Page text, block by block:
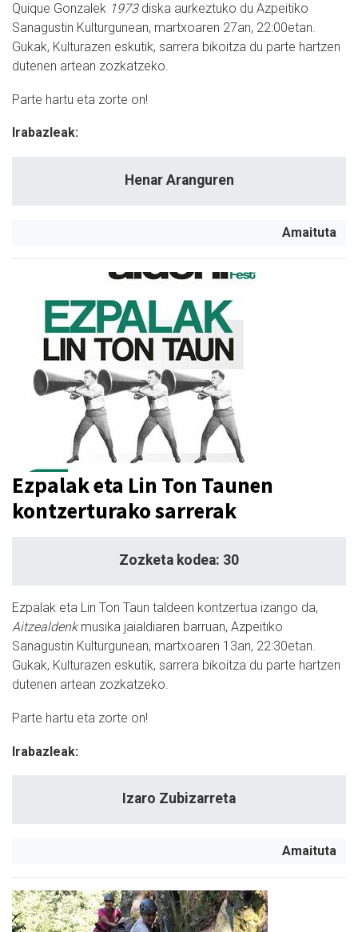
Quique Gonzalek 1973diska aurkeztuko du Azpeitiko
Sanagustin Kulturgunean, martxoaren 27an, 22:00etan.
Gukak, Kulturazen eskutik, sarrera bikoitza du parte hartzen
dutenen artean zozkatzeko.
Parte hartu eta zorte on!
Irabazleak:
Henar Aranguren
Amaituta
Ezpalak eta Lin Ton Taunen
kontzerturako sarrerak
Zozketa kodea: 30
Ezpalak eta Lin Ton Taun taldeen kontzertua izango da,
Aitzealdenkmusika jaialdiaren barruan, Azpeitiko
Sanagustin Kulturgunean, martxoaren 13an, 22:30etan.
Gukak, Kulturazen eskutik, sarrera bikoitza du parte hartzen
dutenen artean zozkatzeko.
Parte hartu eta zorte on!
Irabazleak:
Izaro Zubizarreta
Amaituta